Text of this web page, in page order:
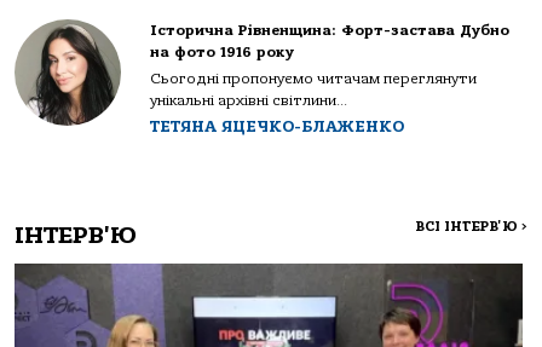
Історична Рівненщина: Форт-застава Дубно
на фото 1916 року
Сьогодні пропонуємо читачам переглянути
унікальні архівні світлини...
ТЕТЯНА ЯЦЕЧКО-БЛАЖЕНКО
ІНТЕРВ'Ю ВСІ ІНТЕРВ'Ю >